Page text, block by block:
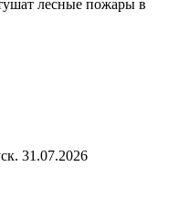
лесные пожары в
31.07.2026